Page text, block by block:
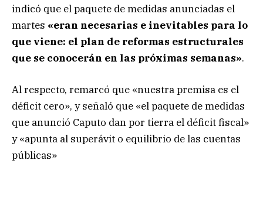
indicó que el paquete de medidas anunciadas el
martes «eran necesarias e inevitables para lo
que viene: el plan de reformas estructurales
que se conocerán en las próximas semanas».
Al respecto, remarcó que «nuestra premisa es el
déficit cero», y señaló que «el paquete de medidas
que anunció Caputo dan por tierra el déficit fiscal»
y «apunta al superávit o equilibrio de las cuentas
públicas»